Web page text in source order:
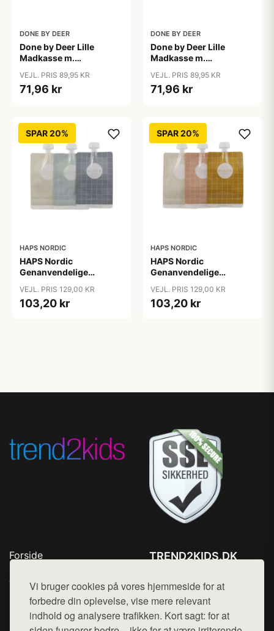
Vi bruger cookies på vores hjemmeside for at
forbedre din oplevelse, vise mere relevant
indhold og analysere trafikken. Kort sagt: for at
DONE BY DEER
Done by Deer Lille
Madkasse m.
- Grøn
VEJL. PRIS 89,95 KR
71,96 kr
DONE BY DEER
Done by Deer Lille
Madkasse m.
- Sand
VEJL. PRIS 89,95 KR
71,96 kr
SPAR 20%
HAPS NORDIC
HAPS Nordic
Genanvendelige
- Cold Check
VEJL. PRIS 129,00 KR
103,20 kr
SPAR 20%
HAPS NORDIC
HAPS Nordic
Genanvendelige
- Warm Check
VEJL. PRIS 129,00 KR
103,20 kr
Forside
Top Rabatter
Blog
Kontakt
TREND2KIDS.DK
Mail: hej@want.dk
Cookie- og privatlivspolitik